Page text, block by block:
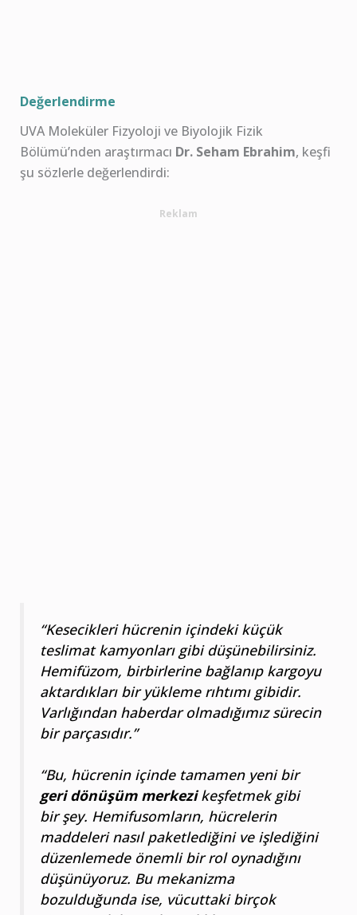
Değerlendirme
UVA Moleküler Fizyoloji ve Biyolojik Fizik
Bölümü’nden araştırmacı Dr. Seham Ebrahim, keşfi
şu sözlerle değerlendirdi:
Reklam
“Kesecikleri hücrenin içindeki küçük
teslimat kamyonları gibi düşünebilirsiniz.
Hemifüzom, birbirlerine bağlanıp kargoyu
aktardıkları bir yükleme rıhtımı gibidir.
Varlığından haberdar olmadığımız sürecin
bir parçasıdır.”
“Bu, hücrenin içinde tamamen yeni bir
geri dönüşüm merkezikeşfetmek gibi
bir şey. Hemifusomların, hücrelerin
maddeleri nasıl paketlediğini ve işlediğini
düzenlemede önemli bir rol oynadığını
düşünüyoruz. Bu mekanizma
bozulduğunda ise, vücuttaki birçok